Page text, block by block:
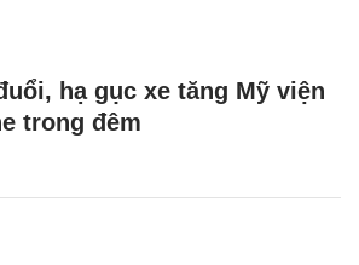
hạ gục xe tăng Mỹ viện
trong đêm